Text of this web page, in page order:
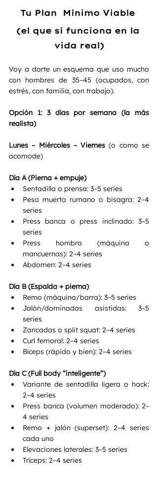
Tu Plan  Mínimo Viable
(el que sí funciona en la
vida real)
Voy a darte un esquema que uso mucho
con hombres de 35–45 (ocupados, con
estrés, con familia, con trabajo).
Opción 1: 3 días por semana (la más
realista)
Lunes – Miércoles – Viernes (o como se
acomode)
Día A (Pierna + empuje)
Sentadilla o prensa: 3–5 series
Peso muerto rumano o bisagra: 2–4
series
Press banca o press inclinado: 3–5
series
Press hombro (máquina o
mancuernas): 2–4 series
Abdomen: 2–4 series
Día B (Espalda + pierna)
Remo (máquina/barra): 3–5 series
Jalón/dominadas asistidas: 3–5
series
Zancadas o split squat: 2–4 series
Curl femoral: 2–4 series
Bíceps (rápido y bien): 2–4 series
Día C (Full body “inteligente”)
Variante de sentadilla ligera o hack:
2–4 series
Press banca (volumen moderado): 2–
4 series
Remo + jalón (superset): 2–4 series
cada uno
Elevaciones laterales: 3–5 series
Tríceps: 2–4 series